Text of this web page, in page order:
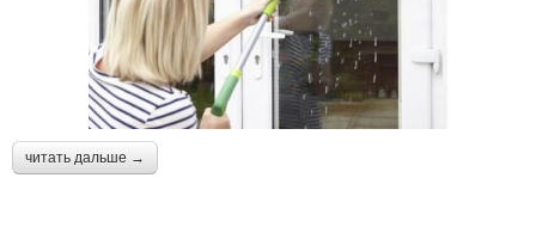
читать дальше →